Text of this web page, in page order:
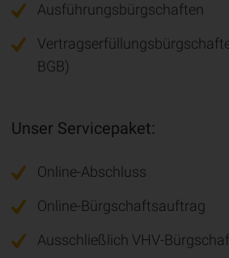
Ausführungsbürgschaften
BGB)
Unser Servicepaket:
Online-Abschluss
Online-Bürgschaftsauftrag
Ausschließlich VHV-